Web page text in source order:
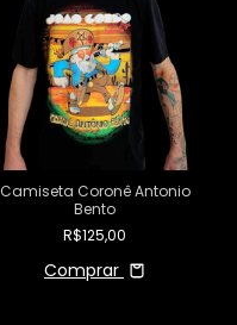
Camiseta Coronê Antonio
Bento
R$125,00
Comprar